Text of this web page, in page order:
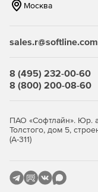
просмотра,
Microsoft Access
Удаленная
Москва
sales.r@softline.com
8 (495) 232-00-60
8 (800) 200-08-60
ПАО «Софтлайн». Юр.
Толстого, дом 5,
(А-311)